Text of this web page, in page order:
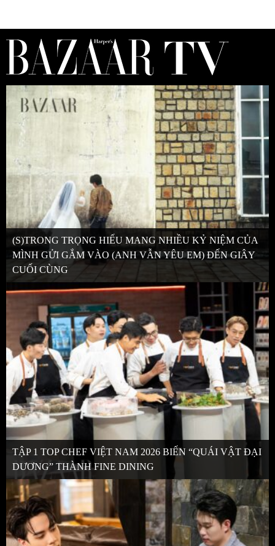
(S)TRONG TRỌNG HIẾU MANG NHIỀU KỶ NIỆM CỦA
MÌNH GỬI GẮM VÀO (ANH VẪN YÊU EM) ĐẾN GIÂY
CUỐI CÙNG
TẬP 1 TOP CHEF VIỆT NAM 2026 BIẾN “QUÁI VẬT ĐẠI
DƯƠNG” THÀNH FINE DINING